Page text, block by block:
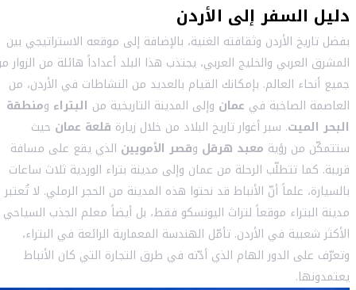
دليل السفر إلى الأردن
بفضل تاريخ الأردن وثقافته الغنية، بالإضافة إلى موقعه الاستراتيجي بين
المشرق العربي والخليج العربي، يجتذب هذا البلد أعداداً هائلة من الزوار
جميع أنحاء العالم. بإمكانك القيام بالعديد من النشاطات في الأردن، من
العاصمة الصاخبة في عمان وإلى المدينة التاريخية من البتراء ومنطقة
البحر الميت. سبر أغوار تاريخ البلاد من خلال زيارة قلعة عمان حيث
ستتمكّن من رؤية معبد هرقل وقصر الأمويين الذي يقع على مسافة
قريبة. كما تتطلّب الرحلة من عمان وإلى مدينة بتراء الوردية ثلاث ساعات
بالسيارة، علماً أنّ الأنباط قد نحتوا هذه المدينة من الحجر الرملي. لا تُعتبر
مدينة البتراء موقعاً لتراث اليونسكو فقط، بل أيضاً معلم الجذب السياحي
الأكثر شعبية في الأردن. تأمّل الهندسة المعمارية الرائعة في البتراء،
وتعرّف على الدور الهام الذي أدّته في طرق التجارة التي كان الأنباط
يعتمدونها.